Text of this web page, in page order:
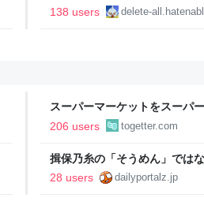
Dreamed
138 users delete-
スーパーマーケットをスーパ
であるべき」「海外でもある」
206 users togetter.com
揖保乃糸の「そうめん」では
28 users
dailyportalz.jp